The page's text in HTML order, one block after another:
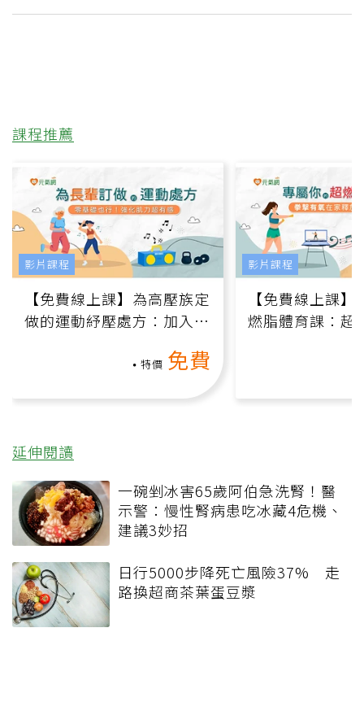
課程推薦
【免費線上課】為高壓族定
做的運動紓壓處方：加入行
特價 免費
影片課程
【免費線上課
燃脂體育課：超
影片課程
延伸閱讀
一碗剉冰害65歲阿伯急洗腎！醫
示警：慢性腎病患吃冰藏4危機、
建議3妙招
日行5000步降死亡風險37% 走
路換超商茶葉蛋豆漿